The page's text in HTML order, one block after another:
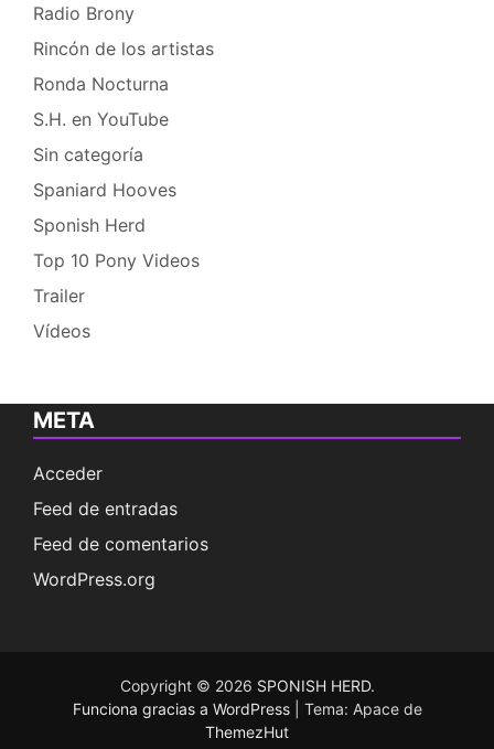
Radio Brony
Rincón de los artistas
Ronda Nocturna
S.H. en YouTube
Sin categoría
Spaniard Hooves
Sponish Herd
Top 10 Pony Videos
Trailer
Vídeos
META
Acceder
Feed de entradas
Feed de comentarios
WordPress.org
Copyright © 2026 SPONISH HERD.
Funciona gracias a WordPress
Tema: Apace de
ThemezHut